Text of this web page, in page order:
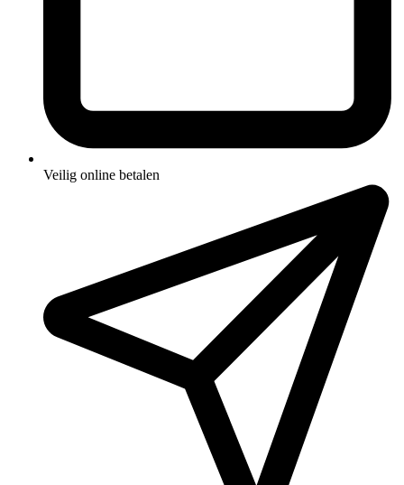
Veilig online betalen